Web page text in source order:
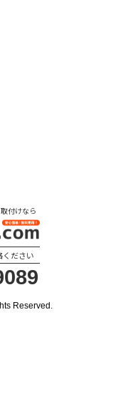
付けなら
ください
Reserved.